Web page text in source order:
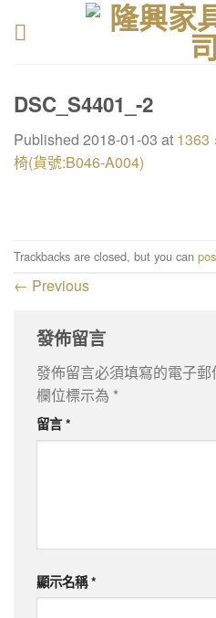
DSC_S4401_-2
Published 2018-01-03 at 1363
椅(貨號:B046-A004)
Trackbacks are closed, but you can
← Previous
發佈留言
發佈留言必須填寫的電子郵
欄位標示為 *
留言*
顯示名稱*